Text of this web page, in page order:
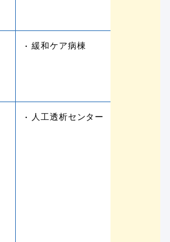
緩和ケア病棟
人工透析センター